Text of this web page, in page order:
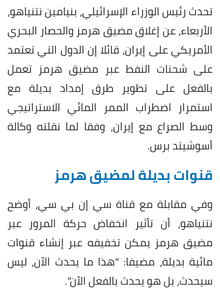
تحدث رئيس الوزراء الإسرائيلي، بنيامين نتنياهو،
الأربعاء، عن إغلاق مضيق هرمز والحصار البحري
الأمريكي على إيران، قائلا إن الدول التي تعتمد
على شحنات النفط عبر مضيق هرمز تعمل
بالفعل على تطوير طرق إمداد بديلة مع
استمرار اضطراب الممر المائي الاستراتيجي
وسط الصراع مع إيران، وفقا لما نقلته وكالة
أسوشيتد برس.
قنوات بديلة لمضيق هرمز
وفي مقابلة مع قناة سي إن بي سي، أوضح
نتنياهو، أن تأثير انخفاض حركة المرور عبر
مضيق هرمز يمكن تخفيفه عبر إنشاء قنوات
مائية بديلة، مضيفا: “هذا ما يحدث الآن، ليس
سيحدث، بل هو يحدث بالفعل الآن”.